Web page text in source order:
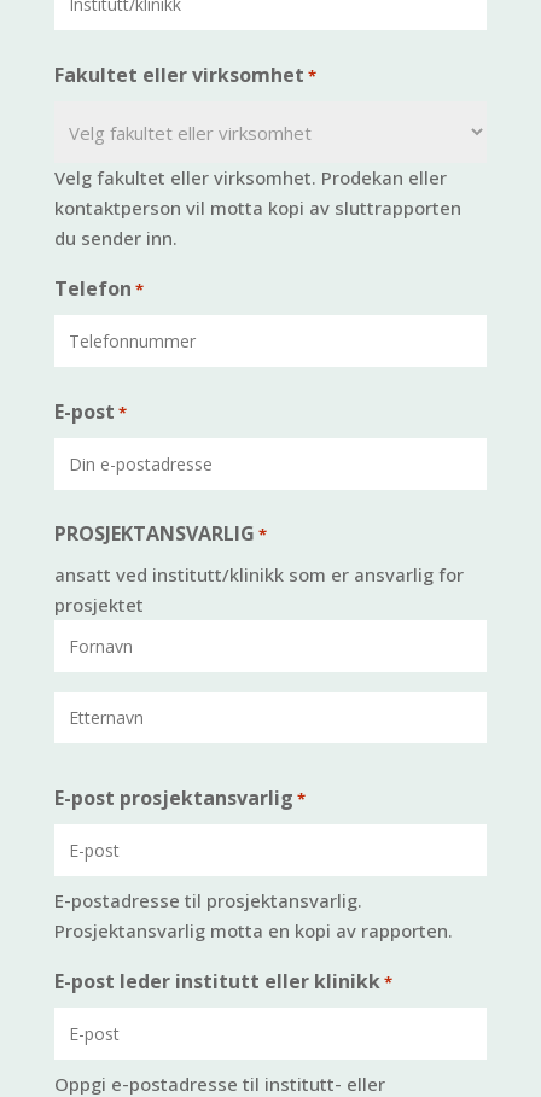
Fakultet eller virksomhet *
Velg fakultet eller virksomhet. Prodekan eller
kontaktperson vil motta kopi av sluttrapporten
du sender inn.
Telefon *
E-post *
PROSJEKTANSVARLIG *
ansatt ved institutt/klinikk som er ansvarlig for
prosjektet
E-post prosjektansvarlig *
E-postadresse til prosjektansvarlig.
Prosjektansvarlig motta en kopi av rapporten.
E-post leder institutt eller klinikk*
Oppgi e-postadresse til institutt- eller